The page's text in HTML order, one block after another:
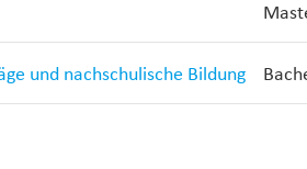
und nachschulische Bildung